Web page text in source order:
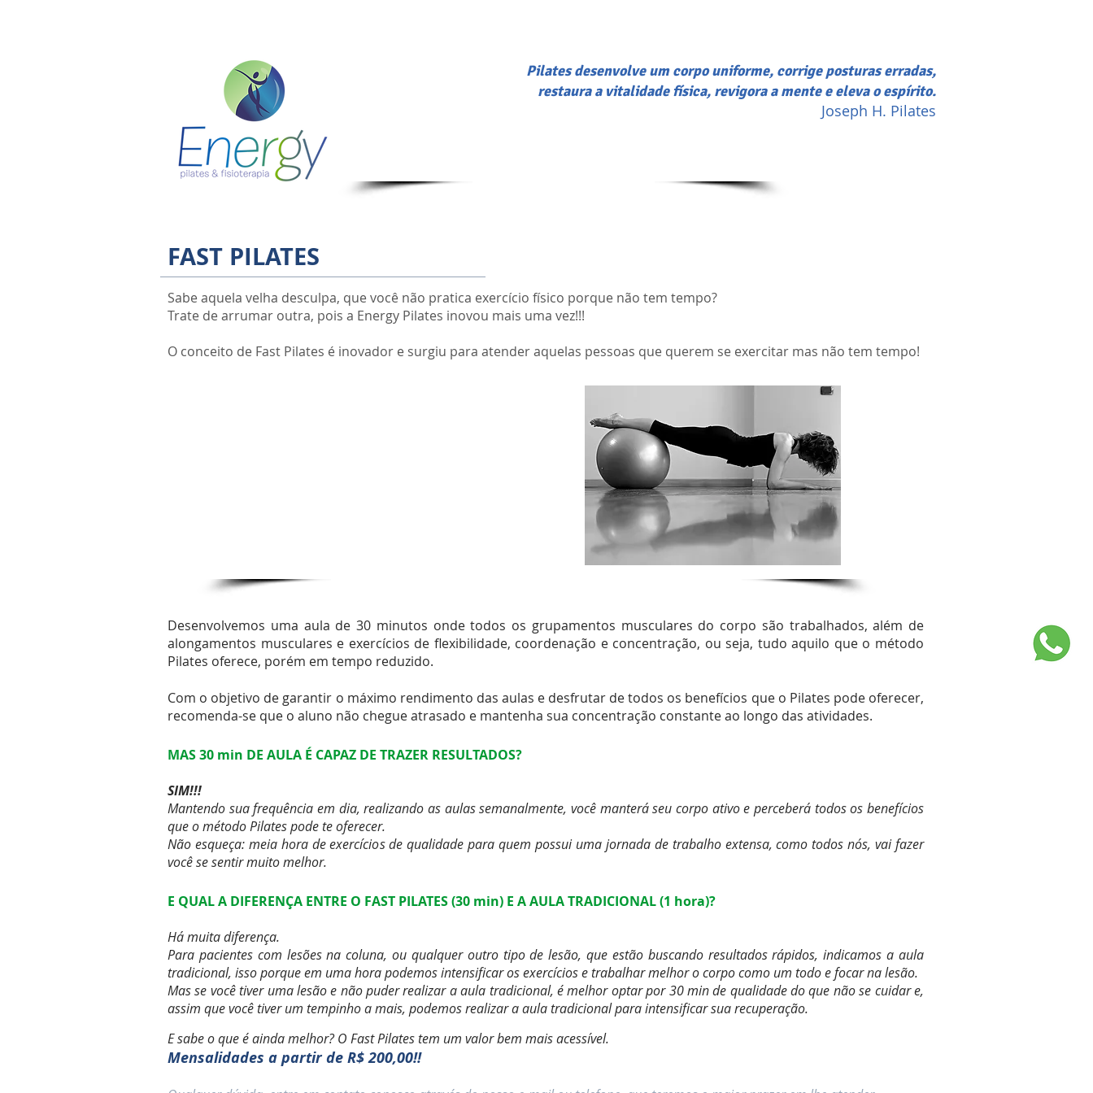
FAST PILATES
Sabe aquela velha desculpa, que você não pratica exercício físico porque não tem tempo?
Trate de arrumar outra, pois a Energy Pilates inovou mais uma vez!!!
O conceito de Fast Pilates é inovador e surgiu para atender aquelas pessoas que querem se exercitar mas não tem tempo!
Desenvolvemos uma aula de 30 minutos onde todos os grupamentos musculares do corpo são trabalhados, além de
alongamentos musculares e exercícios de flexibilidade, coordenação e concentração, ou seja, tudo aquilo que o método
Pilates oferece, porém em tempo reduzido.
Com o objetivo de garantir o máximo rendimento das aulas e desfrutar de todos os benefícios que o Pilates pode oferecer,
recomenda-se que o aluno não chegue atrasado e mantenha sua concentração constante ao longo das atividades.
MAS 30 min DE AULA É CAPAZ DE TRAZER RESULTADOS?
SIM!!!
Mantendo sua frequência em dia, realizando as aulas semanalmente, você manterá seu corpo ativo e perceberá todos os benefícios
que o método Pilates pode te oferecer.
Não esqueça: meia hora de exercícios de qualidade para quem possui uma jornada de trabalho extensa, como todos nós, vai fazer
você se sentir muito melhor.
E QUAL A DIFERENÇA ENTRE O FAST PILATES (30 min) E A AULA TRADICIONAL (1 hora)?
Há muita diferença.
Para pacientes com lesões na coluna, ou qualquer outro tipo de lesão, que estão buscando resultados rápidos, indicamos a aula
tradicional, isso porque em uma hora podemos intensificar os exercícios e trabalhar melhor o corpo como um todo e focar na lesão.
Mas se você tiver uma lesão e não puder realizar a aula tradicional, é melhor optar por 30 min de qualidade do que não se cuidar e,
assim que você tiver um tempinho a mais, podemos realizar a aula tradicional para intensificar sua recuperação.
E sabe o que é ainda melhor? O Fast Pilates tem um valor bem mais acessível.
Mensalidades a partir de R$ 200,00!!
Pilates desenvolve um corpo uniforme, corrige posturas erradas,
restaura a vitalidade física, revigora a mente e eleva o espírito.
Joseph H. Pilates